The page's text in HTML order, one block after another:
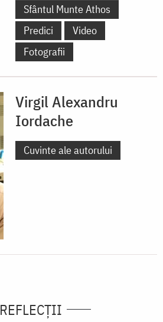
Sfântul Munte Athos
Predici
Video
Fotografii
Virgil Alexandru
Iordache
Cuvinte ale autorului
REFLECȚII